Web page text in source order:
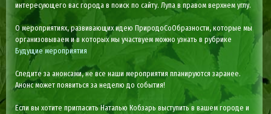
интересующего вас города в поиск по сайту. Лупа в правом верхнем углу.
О мероприятиях, развивающих идею ПриродоСоОбразности, которые мы
организовываем и в которых мы участвуем можно узнать в рубрике
Будущие мероприятия
Следите за анонсами, не все наши мероприятия планируются заранее.
Анонс может появиться за неделю до события!
Если вы хотите пригласить Наталью Кобзарь выступить в вашем городе и